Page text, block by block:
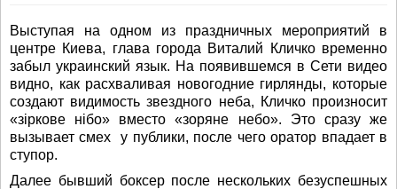
Выступая на одном из праздничных мероприятий в
центре Киева, глава города Виталий Кличко временно
забыл украинский язык. На появившемся в Сети видео
видно, как расхваливая новогодние гирлянды, которые
создают видимость звездного неба, Кличко произносит
«зіркове нібо» вместо «зоряне небо». Это сразу же
вызывает смех у публики, после чего оратор впадает в
ступор.
Далее бывший боксер после нескольких безуспешных